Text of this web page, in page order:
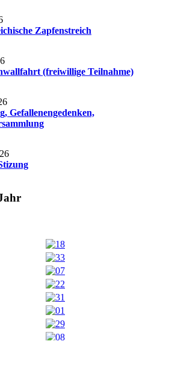
Zapfenstreich
(freiwillige Teilnahme)
Gefallenengedenken,